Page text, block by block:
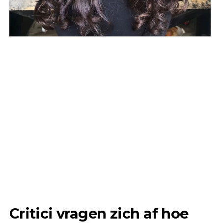
Critici vragen zich af hoe